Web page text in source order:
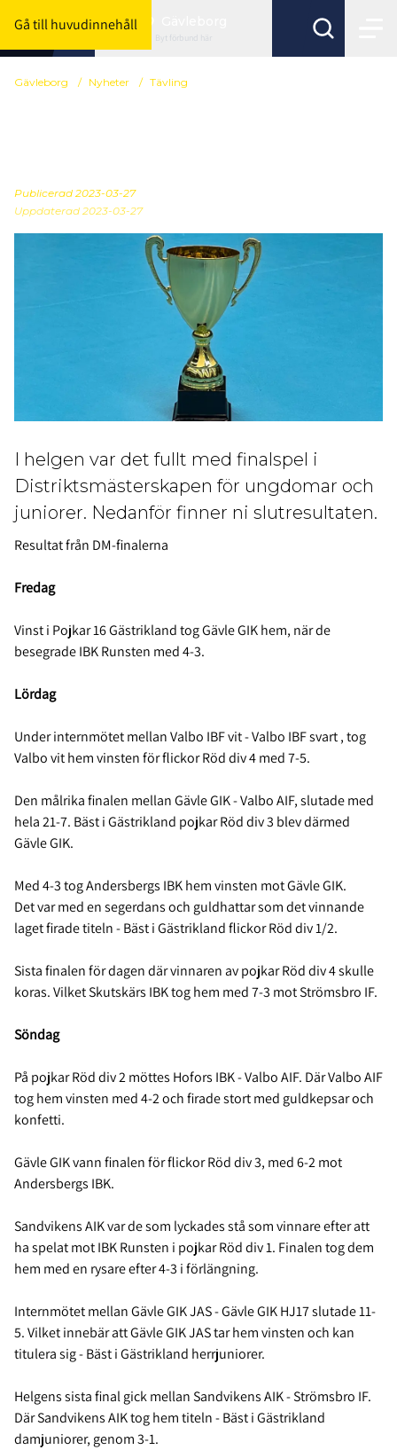
Gå till huvudinnehåll
Byt förbund här
Gävleborg / Nyheter / Tävling
Publicerad 2023-03-27
Uppdaterad 2023-03-27
I helgen var det fullt med finalspel i
Distriktsmästerskapen för ungdomar och
juniorer. Nedanför finner ni slutresultaten.
Resultat från DM-finalerna
Fredag
Vinst i Pojkar 16 Gästrikland tog Gävle GIK hem, när de
besegrade IBK Runsten med 4-3.
Lördag
Under internmötet mellan Valbo IBF vit - Valbo IBF svart , tog
Valbo vit hem vinsten för flickor Röd div 4 med 7-5.
Den målrika finalen mellan Gävle GIK - Valbo AIF, slutade med
hela 21-7. Bäst i Gästrikland pojkar Röd div 3 blev därmed
Gävle GIK.
Med 4-3 tog Andersbergs IBK hem vinsten mot Gävle GIK.
Det var med en segerdans och guldhattar som det vinnande
laget firade titeln - Bäst i Gästrikland flickor Röd div 1/2.
Sista finalen för dagen där vinnaren av pojkar Röd div 4 skulle
koras. Vilket Skutskärs IBK tog hem med 7-3 mot Strömsbro IF.
Söndag
På pojkar Röd div 2 möttes Hofors IBK - Valbo AIF. Där Valbo AIF
tog hem vinsten med 4-2 och firade stort med guldkepsar och
konfetti.
Gävle GIK vann finalen för flickor Röd div 3, med 6-2 mot
Andersbergs IBK.
Sandvikens AIK var de som lyckades stå som vinnare efter att
ha spelat mot IBK Runsten i pojkar Röd div 1. Finalen tog dem
hem med en rysare efter 4-3 i förlängning.
Internmötet mellan Gävle GIK JAS - Gävle GIK HJ17 slutade 11-
5. Vilket innebär att Gävle GIK JAS tar hem vinsten och kan
titulera sig - Bäst i Gästrikland herrjuniorer.
Helgens sista final gick mellan Sandvikens AIK - Strömsbro IF.
Där Sandvikens AIK tog hem titeln - Bäst i Gästrikland
damjuniorer, genom 3-1.